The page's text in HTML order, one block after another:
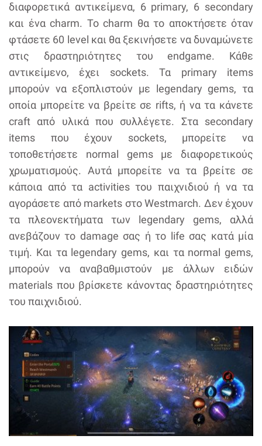
διαφορετικά αντικείμενα, 6 primary, 6 secondary
και ένα charm. Το charm θα το αποκτήσετε όταν
φτάσετε 60 level και θα ξεκινήσετε να δυναμώνετε
στις δραστηριότητες του endgame. Κάθε
αντικείμενο, έχει sockets. Τα primary items
μπορούν να εξοπλιστούν με legendary gems, τα
οποία μπορείτε να βρείτε σε rifts, ή να τα κάνετε
craft από υλικά που συλλέγετε. Στα secondary
items που έχουν sockets, μπορείτε να
τοποθετήσετε normal gems με διαφορετικούς
χρωματισμούς. Αυτά μπορείτε να τα βρείτε σε
κάποια από τα activities του παιχνιδιού ή να τα
αγοράσετε από markets στο Westmarch. Δεν έχουν
τα πλεονεκτήματα των legendary gems, αλλά
ανεβάζουν το damage σας ή το life σας κατά μία
τιμή. Και τα legendary gems, και τα normal gems,
μπορούν να αναβαθμιστούν με άλλων ειδών
materials που βρίσκετε κάνοντας δραστηριότητες
του παιχνιδιού.